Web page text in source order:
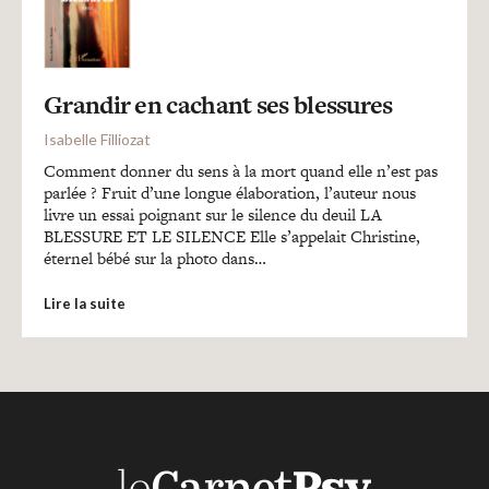
Colloque
Mon panier
Mon compte
Grandir en cachant ses blessures
Isabelle Filliozat
Comment donner du sens à la mort quand elle n’est pas
parlée ? Fruit d’une longue élaboration, l’auteur nous
livre un essai poignant sur le silence du deuil LA
BLESSURE ET LE SILENCE Elle s’appelait Christine,
éternel bébé sur la photo dans…
Lire la suite